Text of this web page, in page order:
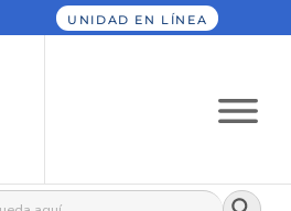
UNIDAD EN LÍNEA
Botón